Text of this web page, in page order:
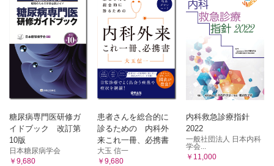
糖尿病専門医研修ガ
イドブック 改訂第
10版
日本糖尿病学会
￥9,680
患者さんを総合的に
診るための 内科外
来これ一冊、必携書
大玉 信一
￥9,680
内科救急診療指針
2022
一般社団法人 日本内科
学会...
￥11,000